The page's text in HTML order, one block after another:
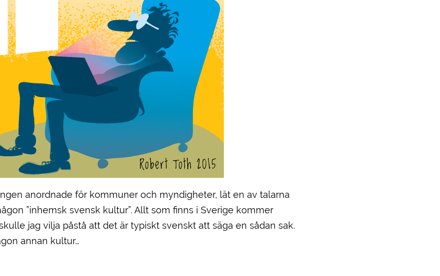
anordnade för kommuner och myndigheter, lät en av talarna
”inhemsk svensk kultur”. Allt som finns i Sverige kommer
jag vilja påstå att det är typiskt svenskt att säga en sådan sak.
annan kultur…